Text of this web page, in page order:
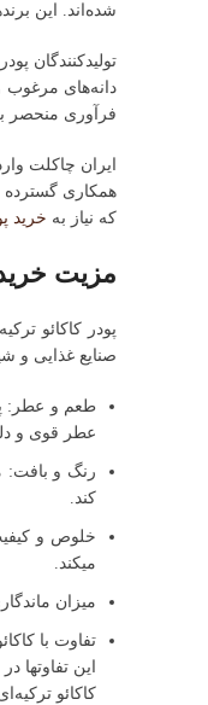
شده‌اند. این
تولیدکنندگان
دانه‌های مرغوب
فرآوری منحصر
ایران چاکلت
همکاری گسترده
که نیاز به خرید
مزیت خرید
پودر کاکائو
صنایع غذایی و
طعم و عطر:
عطر قوی و
رنگ و بافت:
کند.
خلوص و
میکند.
میزان
تفاوت با
این
کاکائو